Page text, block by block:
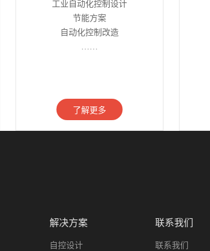
工业自动化控制设计
节能方案
自动化控制改造
……
了解更多
解决方案
自控设计
联系我们
联系我们